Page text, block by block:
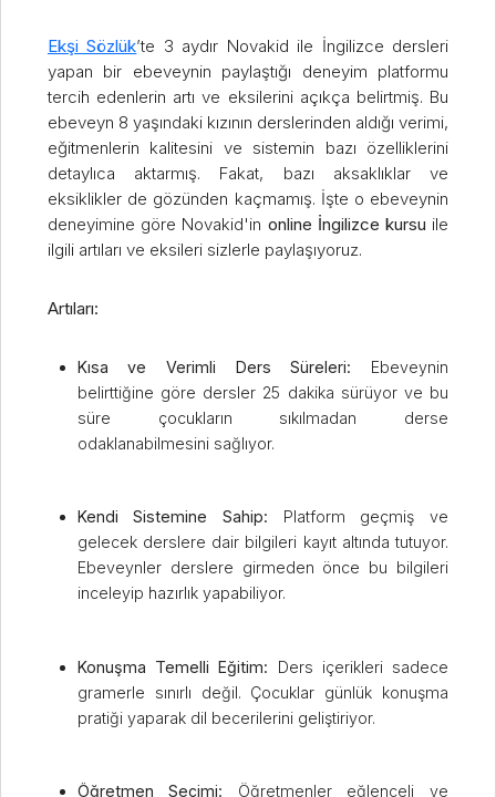
Ekşi Sözlük’te 3 aydır Novakid ile İngilizce dersleri
yapan bir ebeveynin paylaştığı deneyim platformu
tercih edenlerin artı ve eksilerini açıkça belirtmiş. Bu
ebeveyn 8 yaşındaki kızının derslerinden aldığı verimi,
eğitmenlerin kalitesini ve sistemin bazı özelliklerini
detaylıca aktarmış. Fakat, bazı aksaklıklar ve
eksiklikler de gözünden kaçmamış. İşte o ebeveynin
deneyimine göre Novakid'in online İngilizce kursu ile
ilgili artıları ve eksileri sizlerle paylaşıyoruz.
Artıları:
Kısa ve Verimli Ders Süreleri: Ebeveynin
belirttiğine göre dersler 25 dakika sürüyor ve bu
süre çocukların sıkılmadan derse
odaklanabilmesini sağlıyor.
Kendi Sistemine Sahip: Platform geçmiş ve
gelecek derslere dair bilgileri kayıt altında tutuyor.
Ebeveynler derslere girmeden önce bu bilgileri
inceleyip hazırlık yapabiliyor.
Konuşma Temelli Eğitim: Ders içerikleri sadece
gramerle sınırlı değil. Çocuklar günlük konuşma
pratiği yaparak dil becerilerini geliştiriyor.
Öğretmen Seçimi: Öğretmenler eğlenceli ve